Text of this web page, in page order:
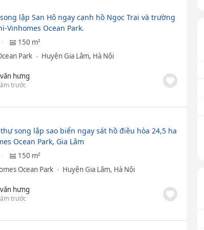
lập San Hô ngay cạnh hồ Ngọc Trai và trường
Vinhomes Ocean Park.
150 m²
Park
Huyện Gia Lâm, Hà Nội
hưng
trước
song lập sao biển ngay sát hồ điều hòa 24,5 ha
Ocean Park, Gia Lâm
150 m²
Ocean Park
Huyện Gia Lâm, Hà Nội
hưng
trước